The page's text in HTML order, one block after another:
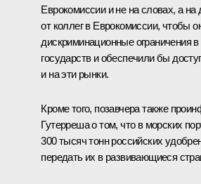
Еврокомиссии и не на словах, а на
от коллег в Еврокомиссии, чтобы
дискриминационные ограничения
государств и обеспечили бы
и на эти рынки.
Кроме того, позавчера также
Гутерреша о том, что в морских
300 тысяч тонн российских
передать их в развивающиеся